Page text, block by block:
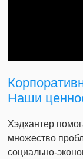
Наши
Хэдхантер
множество
социально-